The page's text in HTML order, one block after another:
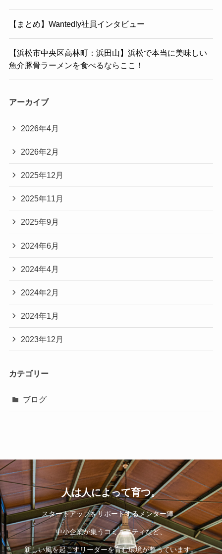
【まとめ】Wantedly社員インタビュー
【浜松市中央区高林町：浜田山】浜松で本当に美味しい
魚介豚骨ラーメンを食べるならここ！
アーカイブ
2026年4月
2026年2月
2025年12月
2025年11月
2025年9月
2024年6月
2024年4月
2024年2月
2024年1月
2023年12月
カテゴリー
ブログ
人は人によって育つ。
スタートアップをサポートするメンター陣、
中小企業が集うコミュニティなど、
新しい風を起こすリーダーを育む環境が整っています。